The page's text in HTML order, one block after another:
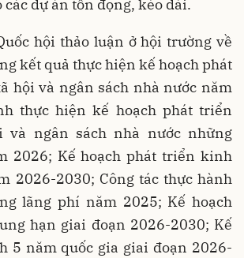
các dự án tồn đọng, kéo dài.
hội thảo luận ở hội trường về
kết quả thực hiện kế hoạch phát
hội và ngân sách nhà nước năm
thực hiện kế hoạch phát triển
và ngân sách nhà nước những
2026; Kế hoạch phát triển kinh
2026-2030; Công tác thực hành
lãng phí năm 2025; Kế hoạch
hạn giai đoạn 2026-2030; Kế
5 năm quốc gia giai đoạn 2026-